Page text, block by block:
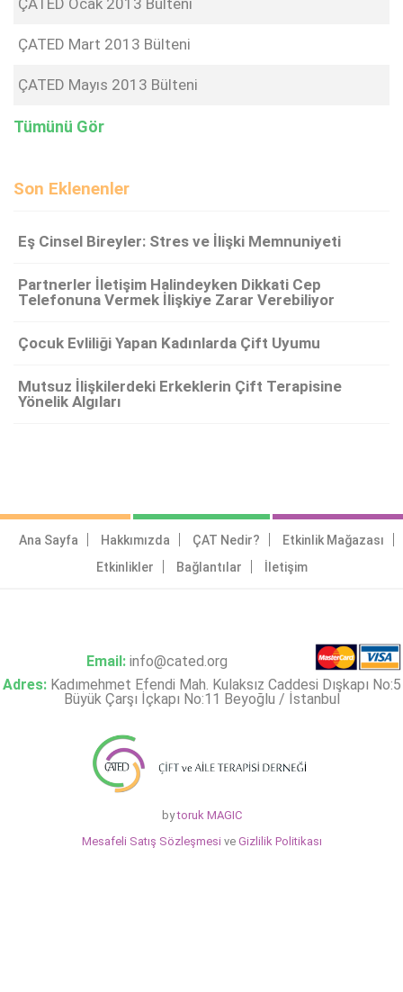
ÇATED Ocak 2013 Bülteni
ÇATED Mart 2013 Bülteni
ÇATED Mayıs 2013 Bülteni
Tümünü Gör
Son Eklenenler
Eş Cinsel Bireyler: Stres ve İlişki Memnuniyeti
Partnerler İletişim Halindeyken Dikkati Cep
Telefonuna Vermek İlişkiye Zarar Verebiliyor
Çocuk Evliliği Yapan Kadınlarda Çift Uyumu
Mutsuz İlişkilerdeki Erkeklerin Çift Terapisine
Yönelik Algıları
Ana Sayfa Hakkımızda ÇAT Nedir?
Etkinlik Mağazası
Etkinlikler
Bağlantılar İletişim
Email: info@cated.org
Adres: Kadımehmet Efendi Mah. Kulaksız Caddesi Dışkapı No:5
Büyük Çarşı İçkapı No:11 Beyoğlu / İstanbul
bytoruk MAGIC
Mesafeli Satış Sözleşmesi ve Gizlilik Politikası